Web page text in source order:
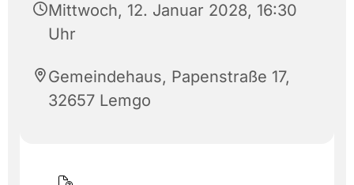
Mittwoch, 12. Januar 2028, 16:30
Uhr
Gemeindehaus, Papenstraße 17,
32657 Lemgo